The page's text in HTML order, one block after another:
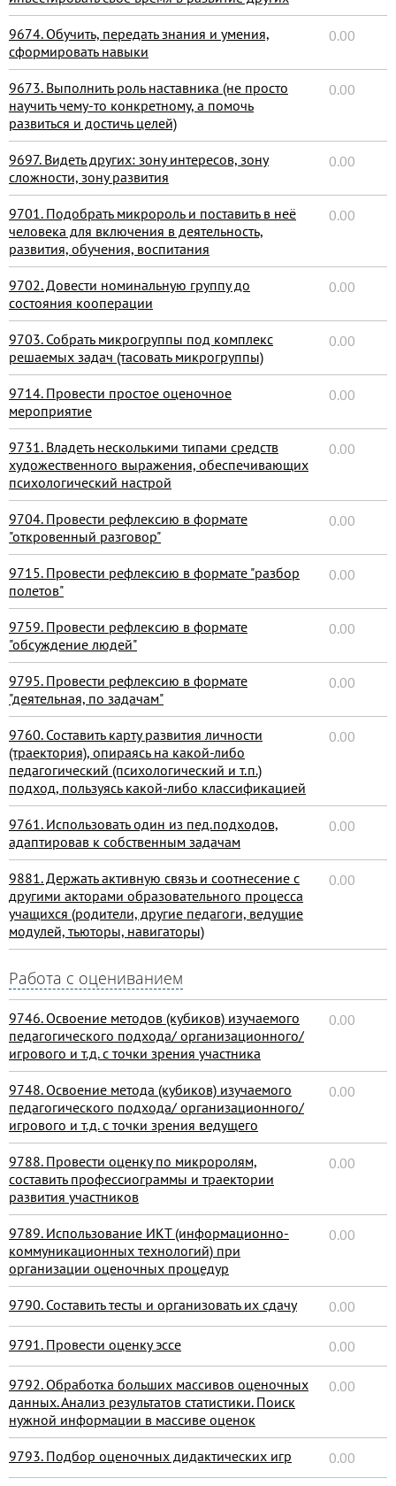
9674. Обучить, передать знания и умения,
сформировать навыки
0.00
9673. Выполнить роль наставника (не просто
научить чему-то конкретному, а помочь
развиться и достичь целей)
0.00
9697. Видеть других: зону интересов, зону
сложности, зону развития
0.00
9701. Подобрать микророль и поставить в неё
человека для включения в деятельность,
развития, обучения, воспитания
0.00
9702. Довести номинальную группу до
состояния кооперации
0.00
9703. Собрать микрогруппы под комплекс
решаемых задач (тасовать микрогруппы)
0.00
9714. Провести простое оценочное
мероприятие
0.00
9731. Владеть несколькими типами средств
художественного выражения, обеспечивающих
психологический настрой
0.00
9704. Провести рефлексию в формате
"откровенный разговор"
0.00
9715. Провести рефлексию в формате "разбор
полетов"
0.00
9759. Провести рефлексию в формате
"обсуждение людей"
0.00
9795. Провести рефлексию в формате
"деятельная, по задачам"
0.00
9760. Составить карту развития личности
(траектория), опираясь на какой-либо
педагогический (психологический и т.п.)
подход, пользуясь какой-либо классификацией
0.00
9761. Использовать один из пед.подходов,
адаптировав к собственным задачам
0.00
9881. Держать активную связь и соотнесение с
другими акторами образовательного процесса
учащихся (родители, другие педагоги, ведущие
модулей, тьюторы, навигаторы)
0.00
Работа с оцениванием
9746. Освоение методов (кубиков) изучаемого
педагогического подхода/ организационного/
игрового и т.д. с точки зрения участника
0.00
9748. Освоение метода (кубиков) изучаемого
педагогического подхода/ организационного/
игрового и т.д. с точки зрения ведущего
0.00
9788. Провести оценку по микроролям,
составить профессиограммы и траектории
развития участников
0.00
9789. Использование ИКТ (информационно-
коммуникационных технологий) при
организации оценочных процедур
0.00
9790. Составить тесты и организовать их сдачу 0.00
9791. Провести оценку эссе 0.00
9792. Обработка больших массивов оценочных
данных. Анализ результатов статистики. Поиск
нужной информации в массиве оценок
0.00
9793. Подбор оценочных дидактических игр 0.00